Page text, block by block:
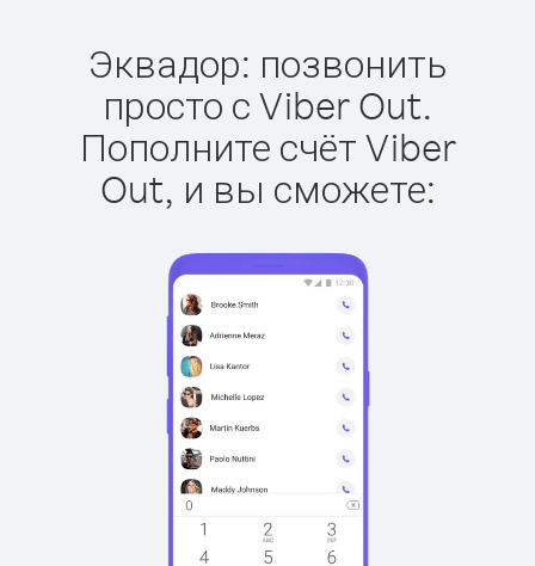
Эквадор: позвонить
просто с Viber Out.
Пополните счёт Viber
Out, и вы сможете: